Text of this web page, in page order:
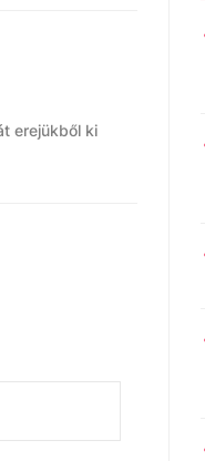
erejükből ki